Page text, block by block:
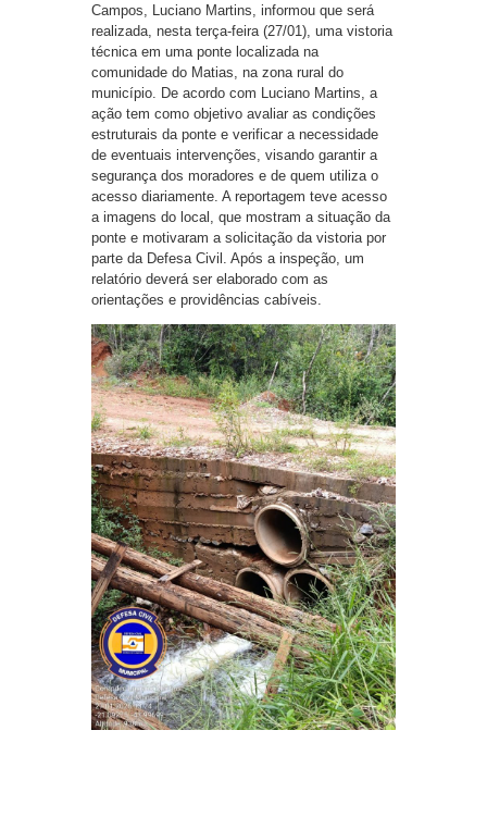
Campos, Luciano Martins, informou que será
realizada, nesta terça-feira (27/01), uma vistoria
técnica em uma ponte localizada na
comunidade do Matias, na zona rural do
município. De acordo com Luciano Martins, a
ação tem como objetivo avaliar as condições
estruturais da ponte e verificar a necessidade
de eventuais intervenções, visando garantir a
segurança dos moradores e de quem utiliza o
acesso diariamente. A reportagem teve acesso
a imagens do local, que mostram a situação da
ponte e motivaram a solicitação da vistoria por
parte da Defesa Civil. Após a inspeção, um
relatório deverá ser elaborado com as
orientações e providências cabíveis.